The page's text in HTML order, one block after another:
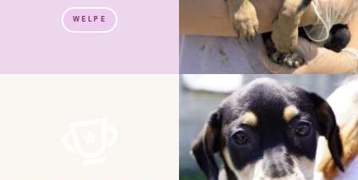
WELPE